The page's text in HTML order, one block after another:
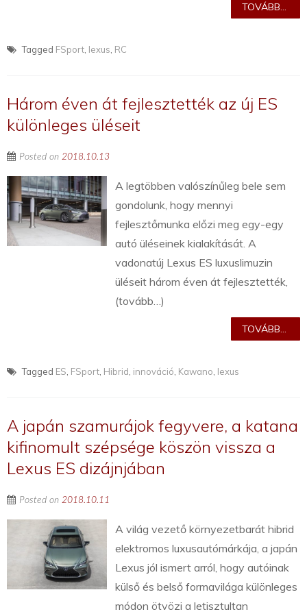
TOVÁBB...
Tagged FSport lexus RC
Három éven át fejlesztették az új ES
különleges üléseit
Posted on 2018.10.13
A legtöbben valószínűleg bele sem
gondolunk, hogy mennyi
fejlesztőmunka előzi meg egy-egy
autó üléseinek kialakítását. A
vadonatúj Lexus ES luxuslimuzin
üléseit három éven át fejlesztették,
(tovább…)
TOVÁBB...
Tagged ES FSport Hibrid innováció Kawano lexus
A japán szamurájok fegyvere, a katana
kifinomult szépsége köszön vissza a
Lexus ES dizájnjában
Posted on 2018.10.11
A világ vezető környezetbarát hibrid
elektromos luxusautómárkája, a japán
Lexus jól ismert arról, hogy autóinak
külső és belső formavilága különleges
módon ötvözi a letisztultan